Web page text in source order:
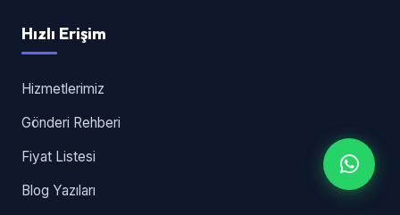
Hızlı Erişim
Hizmetlerimiz
Gönderi Rehberi
Fiyat Listesi
Blog Yazıları